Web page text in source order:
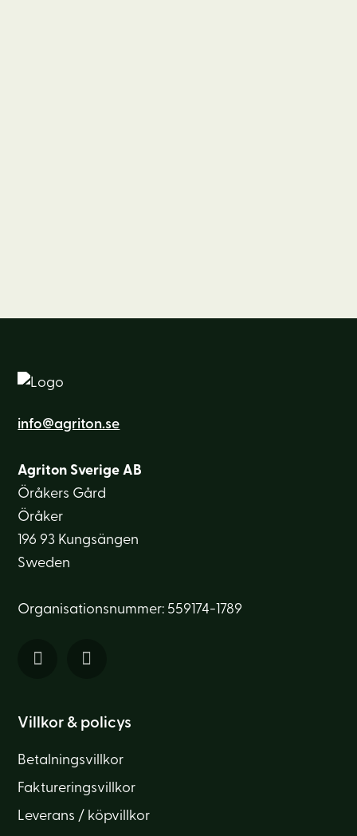
info@agriton.se
Agriton Sverige AB
Öråkers Gård
Öråker
196 93 Kungsängen
Sweden
Organisationsnummer: 559174-1789
Villkor & policys
Betalningsvillkor
Faktureringsvillkor
Leverans / köpvillkor